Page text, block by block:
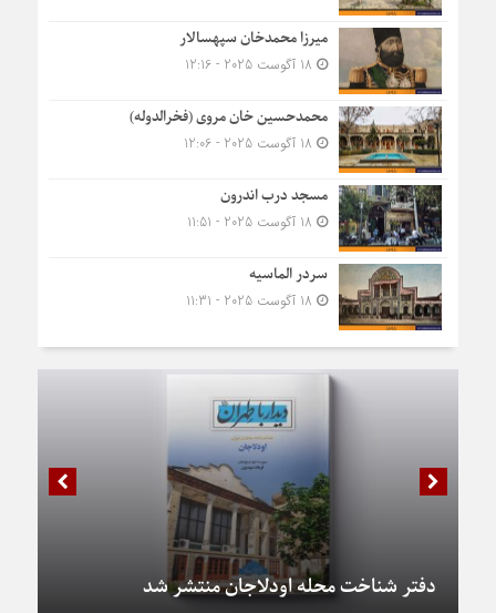
میرزا محمدخان سپهسالار
محمدحسین خان مروی (فخرالدوله)
مسجد درب اندرون
سردر الماسیه
دفتر شناخت محله اودلاجان منتشر شد